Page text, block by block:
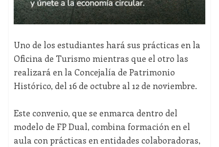
Uno de los estudiantes hará sus prácticas en la
Oficina de Turismo mientras que el otro las
realizará en la Concejalía de Patrimonio
Histórico, del 16 de octubre al 12 de noviembre.
Este convenio, que se enmarca dentro del
modelo de FP Dual, combina formación en el
aula con prácticas en entidades colaboradoras,